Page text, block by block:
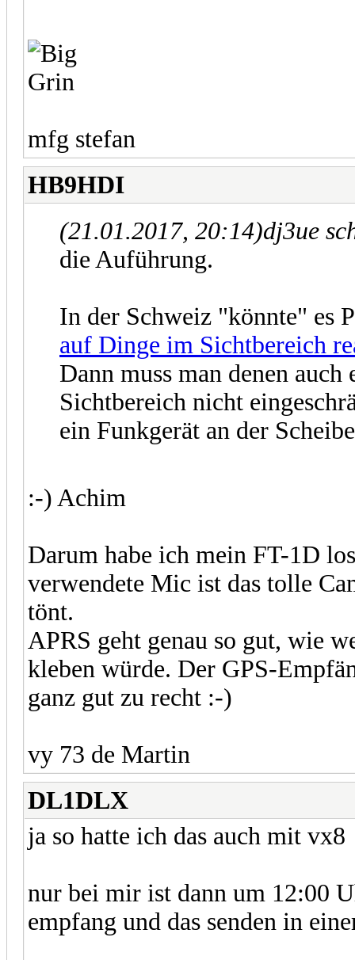
mfg stefan
HB9HDI
(21.01.2017, 20:14)dj3ue
die Auführung.
In der Schweiz "könnte" es
auf Dinge im Sichtbereich
Dann muss man denen
Sichtbereich nicht
ein Funkgerät an der
:-) Achim
Darum habe ich mein FT-1D
verwendete Mic ist das tolle
tönt.
APRS geht genau so gut, wie
kleben würde. Der GPS-
ganz gut zu recht :-)
vy 73 de Martin
DL1DLX
ja so hatte ich das auch mit vx8
nur bei mir ist dann um 12:00
empfang und das senden in